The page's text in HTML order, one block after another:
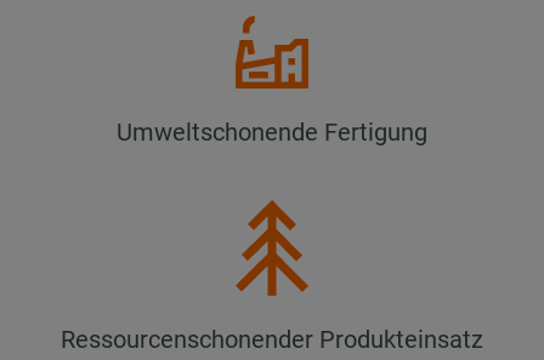
Umweltschonende Fertigung
Ressourcenschonender Produkteinsatz